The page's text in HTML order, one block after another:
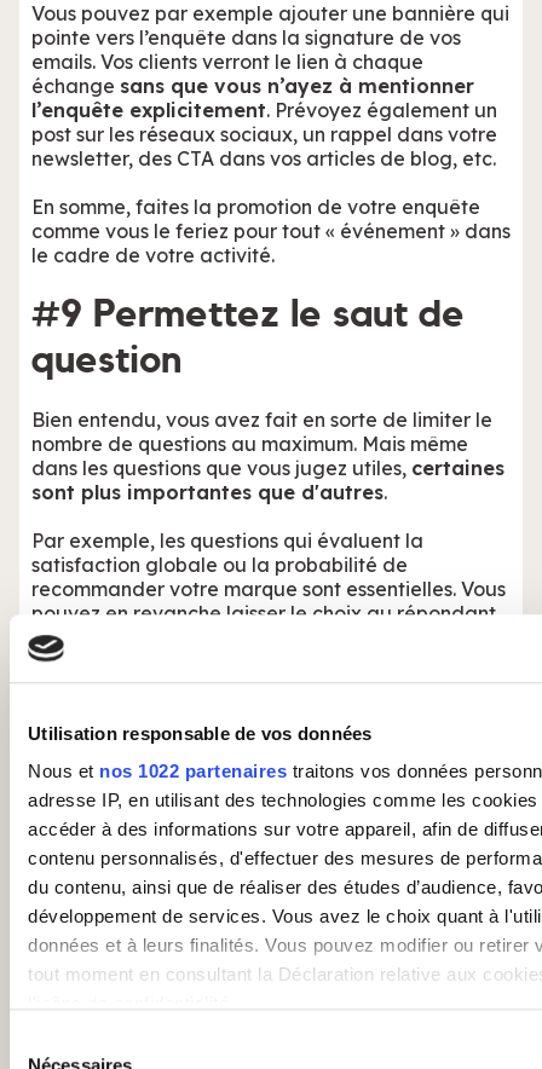
Utilisation responsable de vos données
Nous et nos 1022 partenaires traitons vos données
adresse IP, en utilisant des technologies comme les
accéder à des informations sur votre appareil, afin de
contenu personnalisés, d'effectuer des mesures de
du contenu, ainsi que de réaliser des études d’audience,
développement de services. Vous avez le choix quant à
données et à leurs finalités. Vous pouvez modifier ou retirer
tout moment en consultant la Déclaration relative aux
Si vous le permettez, nous aimerions également :
Nécessaires
Vous pouvez par exemple ajouter une bannière qui
pointe vers l’enquête dans la signature de vos
emails. Vos clients verront le lien à chaque
échange sans que vous n’ayez à mentionner
l’enquête explicitement. Prévoyez également un
post sur les réseaux sociaux, un rappel dans votre
newsletter, des CTA dans vos articles de blog, etc.
En somme, faites la promotion de votre enquête
comme vous le feriez pour tout « événement » dans
le cadre de votre activité.
#9 Permettez le saut de
question
Bien entendu, vous avez fait en sorte de limiter le
nombre de questions au maximum. Mais même
dans les questions que vous jugez utiles, certaines
sont plus importantes que d'autres.
Par exemple, les questions qui évaluent la
satisfaction globale ou la probabilité de
recommander votre marque sont essentielles. Vous
pouvez en revanche laisser le choix au répondant
de zapper les questions sociodémographiques
(niveau de revenu ou CSP par exemple) si elles ne
sont pas capitales pour votre enquête).
Vous montrez à vos clients que leur temps est
précieux, et vous leur donnez un certain contrôle
sur le niveau de détail qu’ils souhaitent partager
avec vous (surtout dans le B2C).
Parfois, c’est plutôt surles questions ouvertes
qu’il faudra se montrer un peu plus flexibles.
Certes, elles permettent de générer du verbatim et
d’aller un peu plus loin dans l’analyse, mais elles
demandent un effort intellectuel que tous vos
clients ne sont pas prêts à fournir au moment « M ».